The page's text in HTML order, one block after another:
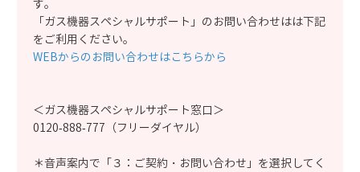
す。
「ガス機器スペシャルサポート」のお問い合わせはは下記
をご利用ください。
WEBからのお問い合わせはこちらから
＜ガス機器スペシャルサポート窓口＞
0120-888-777（フリーダイヤル）
＊音声案内で「３：ご契約・お問い合わせ」を選択してく